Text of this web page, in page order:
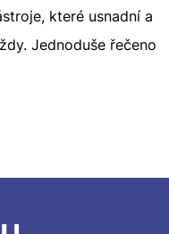
které usnadní a
Jednoduše řečeno